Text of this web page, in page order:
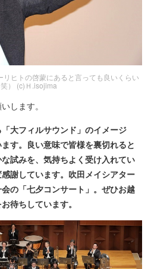
ヒトの啓蒙にあると言っても良いくらい
） (c)Ｈ.isojima
します。
大フィルサウンド」のイメージ
す。良い意味で皆様を裏切れると
試みを、気持ちよく受け入れてい
謝しています。吹田メイシアター
の「七夕コンサート」。ぜひお越
待ちしています。